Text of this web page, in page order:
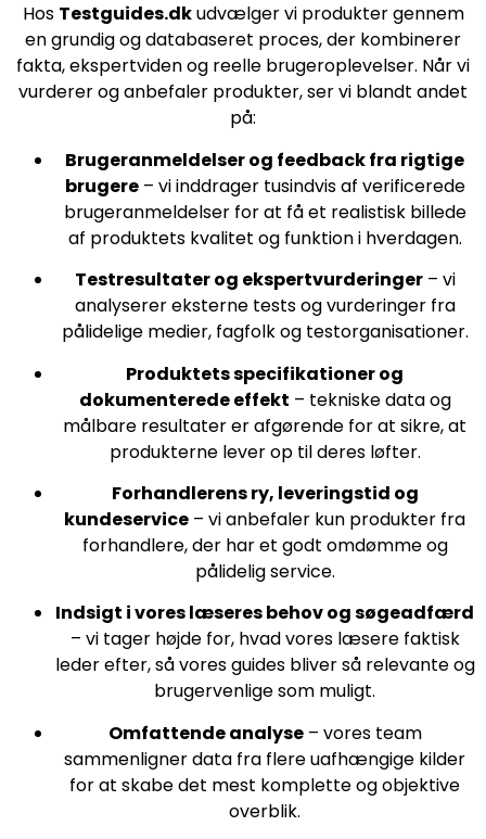
Hos Testguides.dkudvælger vi produkter gennem
en grundig og databaseret proces, der kombinerer
fakta, ekspertviden og reelle brugeroplevelser. Når vi
vurderer og anbefaler produkter, ser vi blandt andet
på:
Brugeranmeldelser og feedback fra rigtige
brugere– vi inddrager tusindvis af verificerede
brugeranmeldelser for at få et realistisk billede
af produktets kvalitet og funktion i hverdagen.
Testresultater og ekspertvurderinger– vi
analyserer eksterne tests og vurderinger fra
pålidelige medier, fagfolk og testorganisationer.
Produktets specifikationer og
dokumenterede effekt – tekniske data og
målbare resultater er afgørende for at sikre, at
produkterne lever op til deres løfter.
Forhandlerens ry, leveringstid og
kundeservice – vi anbefaler kun produkter fra
forhandlere, der har et godt omdømme og
pålidelig service.
Indsigt i vores læseres behov og søgeadfærd
– vi tager højde for, hvad vores læsere faktisk
leder efter, så vores guides bliver så relevante og
brugervenlige som muligt.
Omfattende analyse– vores team
sammenligner data fra flere uafhængige kilder
for at skabe det mest komplette og objektive
overblik.